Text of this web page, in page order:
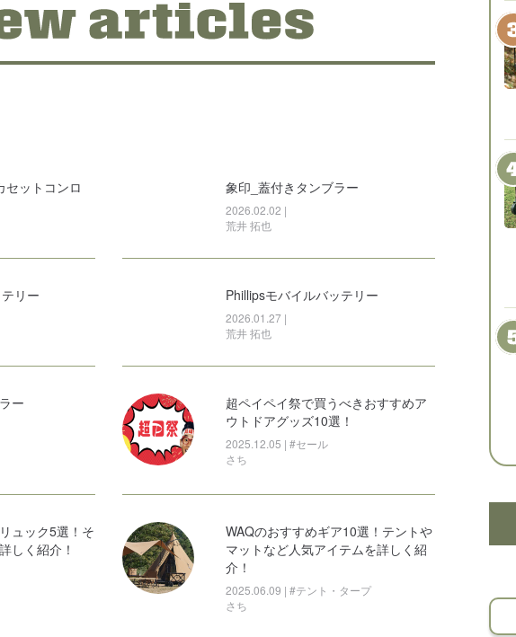
#テーブルウェア・食器 #調理用具
#ペット用品
セットコンロ 象印_蓋付きタンブラー
2026.02.02 |
荒井 拓也
リー Phillipsモバイルバッテリー
2026.01.27 |
荒井 拓也
ー
超ペイペイ祭で買うべきおすすめア
ウトドアグッズ10選！
2025.12.05 | #セール
さち
ュック5選！そ
しく紹介！
WAQのおすすめギア10選！テントや
マットなど人気アイテムを詳しく紹
介！
2025.06.09 | #テント・タープ
さち